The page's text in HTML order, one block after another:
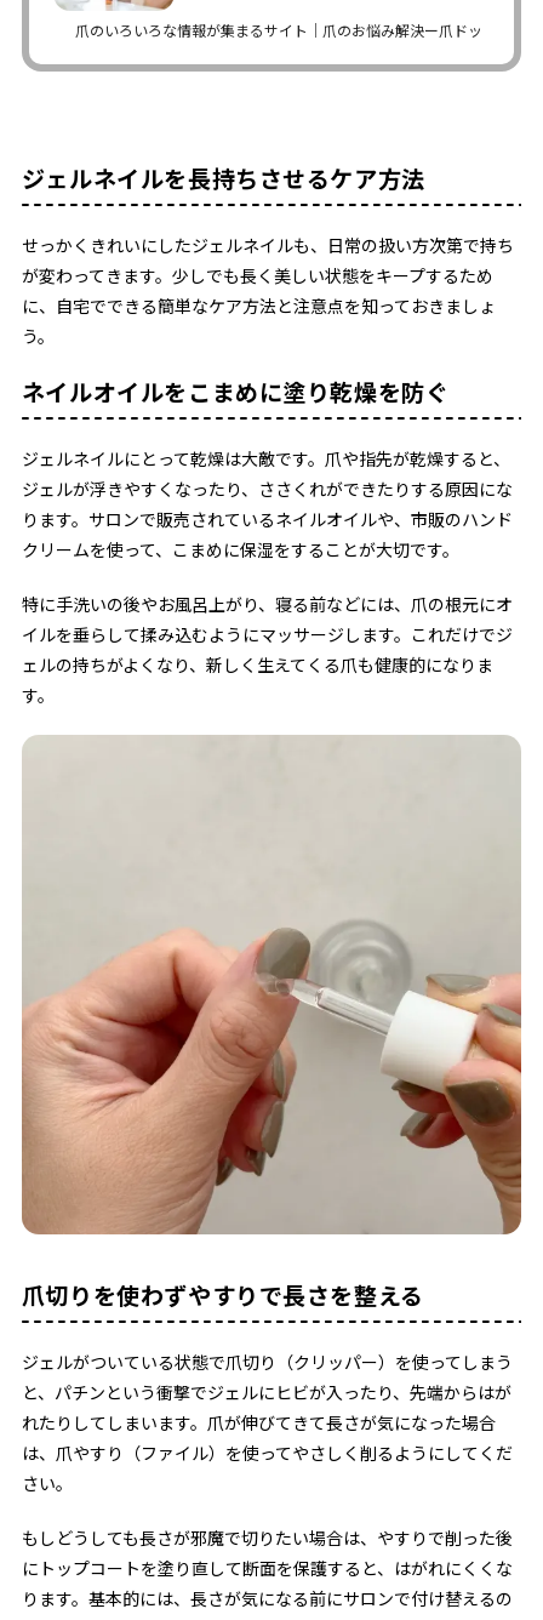
爪のいろいろな情報が集まるサイト｜爪のお悩み解決ー爪ドットコム
ジェルネイルを長持ちさせるケア方法
せっかくきれいにしたジェルネイルも、日常の扱い方次第で持ち
が変わってきます。少しでも長く美しい状態をキープするため
に、自宅でできる簡単なケア方法と注意点を知っておきましょ
う。
ネイルオイルをこまめに塗り乾燥を防ぐ
ジェルネイルにとって乾燥は大敵です。爪や指先が乾燥すると、
ジェルが浮きやすくなったり、ささくれができたりする原因にな
ります。サロンで販売されているネイルオイルや、市販のハンド
クリームを使って、こまめに保湿をすることが大切です。
特に手洗いの後やお風呂上がり、寝る前などには、爪の根元にオ
イルを垂らして揉み込むようにマッサージします。これだけでジ
ェルの持ちがよくなり、新しく生えてくる爪も健康的になりま
す。
爪切りを使わずやすりで長さを整える
ジェルがついている状態で爪切り（クリッパー）を使ってしまう
と、パチンという衝撃でジェルにヒビが入ったり、先端からはが
れたりしてしまいます。爪が伸びてきて長さが気になった場合
は、爪やすり（ファイル）を使ってやさしく削るようにしてくだ
さい。
もしどうしても長さが邪魔で切りたい場合は、やすりで削った後
にトップコートを塗り直して断面を保護すると、はがれにくくな
ります。基本的には、長さが気になる前にサロンで付け替えるの